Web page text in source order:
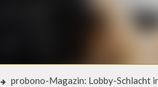
probono-Magazin: Lobby-Schlacht